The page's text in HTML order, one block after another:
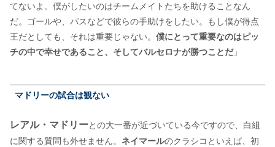
てないよ。僕がしたいのはチームメイトたちを助けることなん
だ。ゴールや、パスなどで彼らの手助けをしたい。もし僕が得点
王だとしても、それは重要じゃない。 僕にとって重要なのはピッ
チの中で幸せであること、そしてバルセロナが勝つことだ」
マドリーの試合は観ない
レアル・マドリーとの大一番が近づいている今ですので、白組
に関する質問も外せません。 ネイマールのクラシコといえば、初